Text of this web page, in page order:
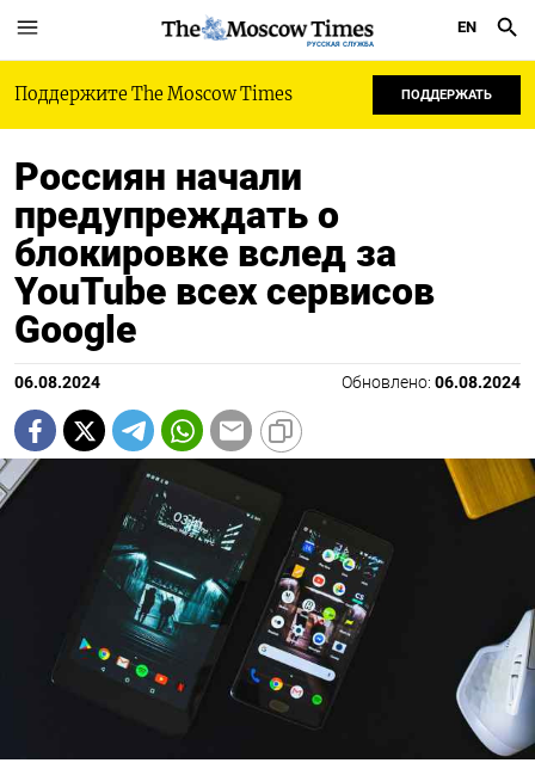
РУССКАЯ СЛУЖБА
EN
Поддержите The Moscow Times ПОДДЕРЖАТЬ
Россиян начали
предупреждать о
блокировке вслед за
YouTube всех сервисов
Google
06.08.2024 Обновлено: 06.08.2024